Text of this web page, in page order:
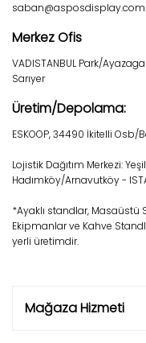
Merkez Ofis
VADISTANBUL Park/
Sarıyer
Üretim/Depolama:
ESKOOP, 34490 İkitelli
Lojistik Dağıtım Merkezi:
Hadımköy/Arnavutköy -
*Ayaklı standlar, Masaüstü
Ekipmanlar ve Kahve
yerli üretimdir.
Mağaza Hizmeti